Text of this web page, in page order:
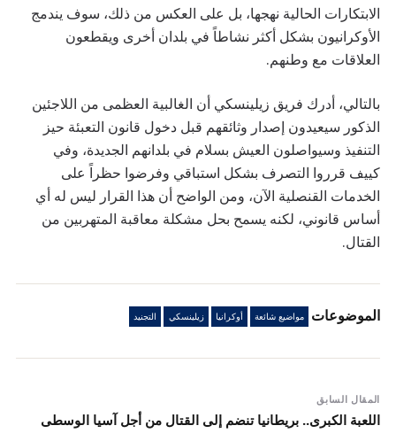
الابتكارات الحالية نهجها، بل على العكس من ذلك، سوف يندمج
الأوكرانيون بشكل أكثر نشاطاً في بلدان أخرى ويقطعون
العلاقات مع وطنهم.
بالتالي، أدرك فريق زيلينسكي أن الغالبية العظمى من اللاجئين
الذكور سيعيدون إصدار وثائقهم قبل دخول قانون التعبئة حيز
التنفيذ وسيواصلون العيش بسلام في بلدانهم الجديدة، وفي
كييف قرروا التصرف بشكل استباقي وفرضوا حظراً على
الخدمات القنصلية الآن، ومن الواضح أن هذا القرار ليس له أي
أساس قانوني، لكنه يسمح بحل مشكلة معاقبة المتهربين من
القتال.
الموضوعات مواضيع شائعة أوكرانيا زيلينسكي التجنيد
المقال السابق
اللعبة الكبرى.. بريطانيا تنضم إلى القتال من أجل آسيا الوسطى